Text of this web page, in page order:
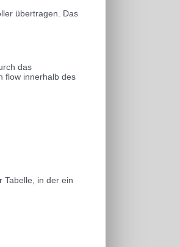
übertragen. Das
das
flow innerhalb des
Tabelle, in der ein